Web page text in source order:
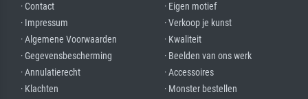
· Contact
· Impressum
· Algemene Voorwaarden
· Gegevensbescherming
· Annulatierecht
· Klachten
· Eigen motief
· Verkoop je kunst
· Kwaliteit
· Beelden van ons werk
· Accessoires
· Monster bestellen